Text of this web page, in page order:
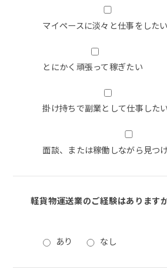
マイペースに淡々と仕事をしたい
とにかく頑張って稼ぎたい
掛け持ちで副業として仕事したい
面談、または稼働しながら見つ
軽貨物運送業のご経験はあります
あり なし